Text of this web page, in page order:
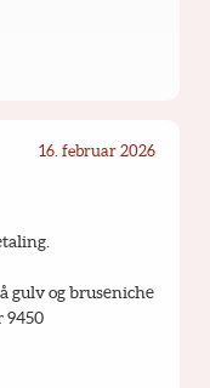
16. februar 2026
gulv og bruseniche
9450